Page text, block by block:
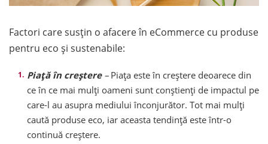
Factori care susțin o afacere în eCommerce cu produse
pentru eco și sustenabile:
Piață în creștere– Piața este în creștere deoarece din
ce în ce mai mulți oameni sunt conștienți de impactul pe
care-l au asupra mediului înconjurător. Tot mai mulți
caută produse eco, iar aceasta tendință este într-o
continuă creștere.